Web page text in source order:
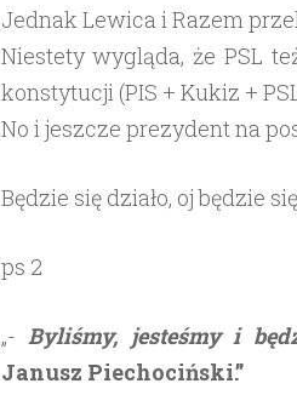
Jednak Lewica i Razem
Niestety wygląda, że PSL
konstytucji (PIS + Kukiz +
No i jeszcze prezydent na
Będzie się działo, oj będzie
ps 2
„-Byliśmy, jesteśmy i
Janusz Piechociński.”